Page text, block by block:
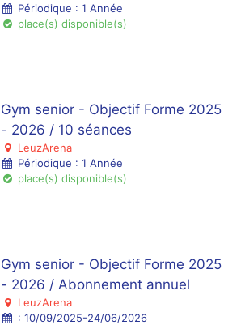
Périodique : 1 Année
place(s) disponible(s)
Gym senior - Objectif Forme 2025
- 2026 / 10 séances
LeuzArena
Périodique : 1 Année
place(s) disponible(s)
Gym senior - Objectif Forme 2025
- 2026 / Abonnement annuel
LeuzArena
: 10/09/2025-24/06/2026